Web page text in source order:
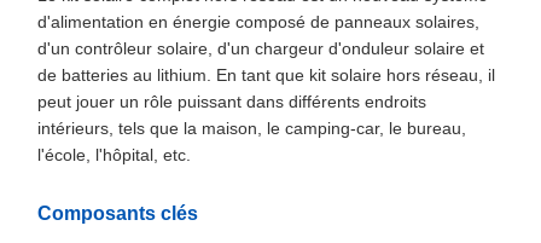
d'alimentation en énergie composé de panneaux solaires,
d'un contrôleur solaire, d'un chargeur d'onduleur solaire et
de batteries au lithium. En tant que kit solaire hors réseau, il
peut jouer un rôle puissant dans différents endroits
intérieurs, tels que la maison, le camping-car, le bureau,
l'école, l'hôpital, etc.
Composants clés